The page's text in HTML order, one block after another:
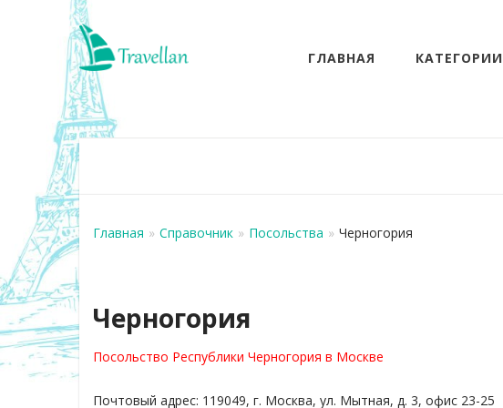
ГЛАВНАЯ КАТЕГОРИИ
Главная » Справочник » Посольства » Черногория
Черногория
Посольство Республики Черногория в Москве
Почтовый адрес: 119049, г. Москва, ул. Мытная, д. 3, офис 23-25